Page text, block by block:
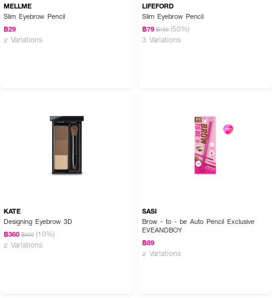
MELLME
Slim Eyebrow Pencil
฿29
2 Variations
LIFEFORD
Slim Eyebrow Pencil
฿79 ฿159 (50%)
3 Variations
KATE
Designing Eyebrow 3D
฿360 ฿400 (10%)
2 Variations
SASI
Brow - to - be Auto Pencil Exclusive
EVEANDBOY
฿89
2 Variations